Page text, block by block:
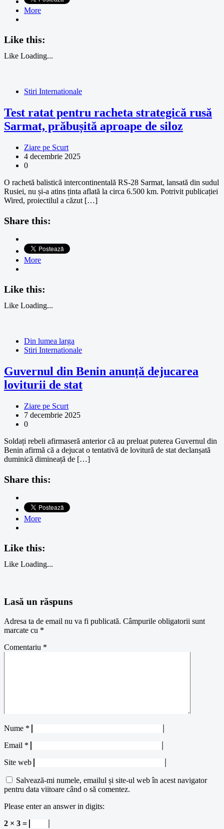
More
Like this:
Like Loading...
Stiri Internationale
Test ratat pentru racheta strategică rusă
Sarmat, prăbușită aproape de siloz
Ziare pe Scurt
4 decembrie 2025
0
O rachetă balistică intercontinentală RS-28 Sarmat, lansată din sudul
Rusiei, nu și-a atins ținta aflată la circa 6.500 km. Potrivit publicației
Wired, proiectilul a căzut […]
Share this:
More
Like this:
Like Loading...
Din lumea larga
Stiri Internationale
Guvernul din Benin anunță dejucarea
loviturii de stat
Ziare pe Scurt
7 decembrie 2025
0
Soldați rebeli afirmaseră anterior că au preluat puterea Guvernul din
Benin afirmă că a dejucat o tentativă de lovitură de stat declanșată
duminică dimineață de […]
Share this:
More
Like this:
Like Loading...
Lasă un răspuns
Adresa ta de email nu va fi publicată. Câmpurile obligatorii sunt
marcate cu *
Comentariu *
Nume *
Email *
Site web
Salvează-mi numele, emailul și site-ul web în acest navigator
pentru data viitoare când o să comentez.
Please enter an answer in digits:
2 × 3 =